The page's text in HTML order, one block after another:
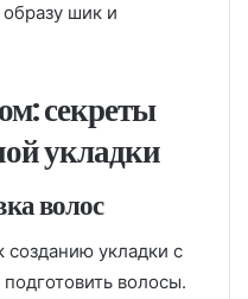
шик и
секреты
укладки
волос
созданию укладки с
волосы.